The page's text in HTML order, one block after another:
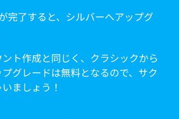
完了すると、シルバーへアップグ
ト作成と同じく、クラシックから
グレードは無料となるので、サク
ましょう！